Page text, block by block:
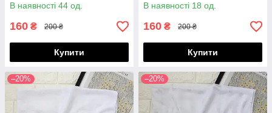
В наявності 44 од.
160 ₴ 200 ₴
Купити
В наявності 18 од.
160 ₴ 200 ₴
Купити
–20% –20%